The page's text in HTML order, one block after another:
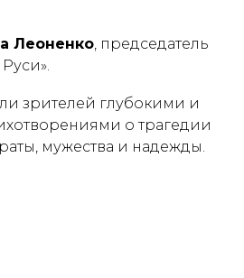
Леоненко, председатель
зрителей глубокими и
о трагедии
мужества и надежды.